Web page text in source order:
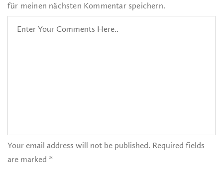
für meinen nächsten Kommentar speichern.
Your email address will not be published. Required fields
are marked *